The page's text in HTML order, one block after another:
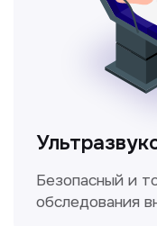
Доплерография